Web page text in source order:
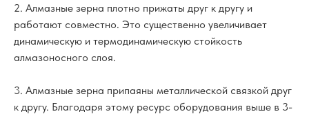
2. Алмазные зерна плотно прижаты друг к другу и
работают совместно. Это существенно увеличивает
динамическую и термодинамическую стойкость
алмазоносного слоя.
3. Алмазные зерна припаяны металлической связкой друг
к другу. Благодаря этому ресурс оборудования выше в 3-